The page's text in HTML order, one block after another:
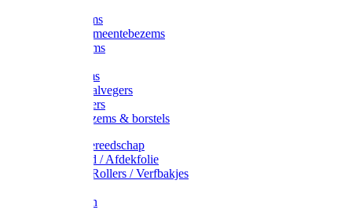
Straatbezems
Stads- / Gemeentebezems
Terrasbezems
Gootbezems
Kamer-/Zaalvegers
Vloertrekkers
Onkruidbezems & borstels
Schildersgereedschap
Afplakband / Afdekfolie
Kwasten / Rollers / Verfbakjes
Afdekfoliën